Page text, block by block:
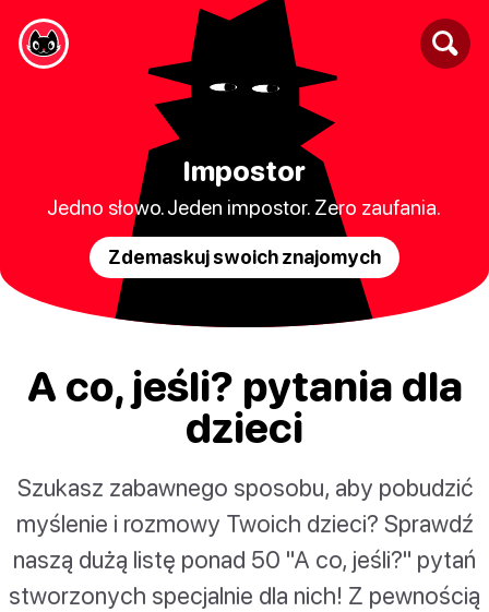
Impostor
Jedno słowo. Jeden impostor. Zero zaufania.
Zdemaskuj swoich znajomych
A co, jeśli? pytania dla
dzieci
Szukasz zabawnego sposobu, aby pobudzić
myślenie i rozmowy Twoich dzieci? Sprawdź
naszą dużą listę ponad 50 "A co, jeśli?" pytań
stworzonych specjalnie dla nich! Z pewnością